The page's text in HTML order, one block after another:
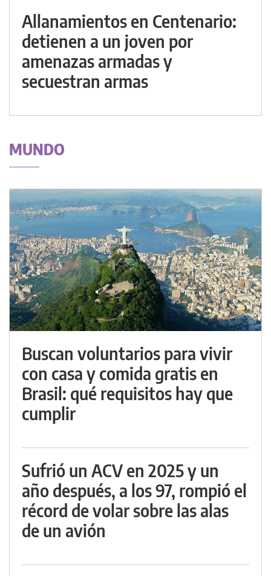
Allanamientos en Centenario:
detienen a un joven por
amenazas armadas y
secuestran armas
MUNDO
Buscan voluntarios para vivir
con casa y comida gratis en
Brasil: qué requisitos hay que
cumplir
Sufrió un ACV en 2025 y un
año después, a los 97, rompió el
récord de volar sobre las alas
de un avión